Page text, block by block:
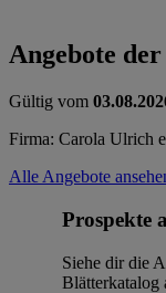
Angebote
Gültig vom
Firma: Carola Ulrich
Alle Angebote
Prospekte
Siehe dir die
Blätterkatalog